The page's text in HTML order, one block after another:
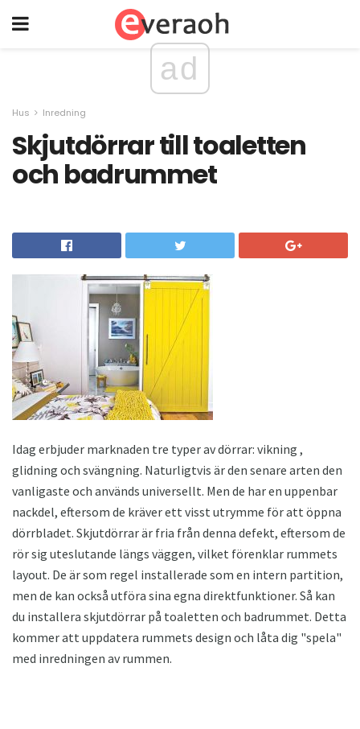
ad
Hus Inredning
Skjutdörrar till toaletten
och badrummet
Idag erbjuder marknaden tre typer av dörrar: vikning ,
glidning och svängning. Naturligtvis är den senare arten den
vanligaste och används universellt. Men de har en uppenbar
nackdel, eftersom de kräver ett visst utrymme för att öppna
dörrbladet. Skjutdörrar är fria från denna defekt, eftersom de
rör sig uteslutande längs väggen, vilket förenklar rummets
layout. De är som regel installerade som en intern partition,
men de kan också utföra sina egna direktfunktioner. Så kan
du installera skjutdörrar på toaletten och badrummet. Detta
kommer att uppdatera rummets design och låta dig "spela"
med inredningen av rummen.